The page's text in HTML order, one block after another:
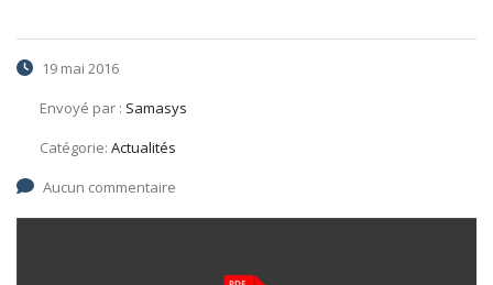
19 mai 2016
Envoyé par : Samasys
Catégorie: Actualités
Aucun commentaire